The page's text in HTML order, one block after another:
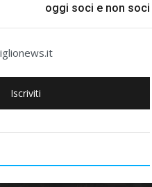
oggi soci e non soci
Iscriviti